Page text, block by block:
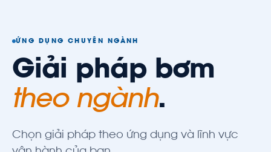
ỨNG DỤNG CHUYÊN NGÀNH
Giải pháp bơm
theo ngành.
Chọn giải pháp theo ứng dụng và lĩnh vực